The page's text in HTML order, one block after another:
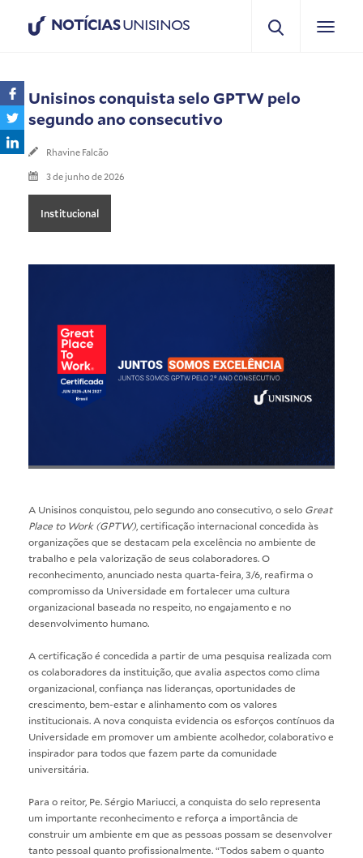
NOTÍCIASUNISINOS
Unisinos conquista selo GPTW pelo
segundo ano consecutivo
Rhavine Falcão
3 de junho de 2026
Institucional
A Unisinos conquistou, pelo segundo ano consecutivo, o selo Great
Place to Work (GPTW) , certificação internacional concedida às
organizações que se destacam pela excelência no ambiente de
trabalho e pela valorização de seus colaboradores. O
reconhecimento, anunciado nesta quarta-feira, 3/6, reafirma o
compromisso da Universidade em fortalecer uma cultura
organizacional baseada no respeito, no engajamento e no
desenvolvimento humano.
A certificação é concedida a partir de uma pesquisa realizada com
os colaboradores da instituição, que avalia aspectos como clima
organizacional, confiança nas lideranças, oportunidades de
crescimento, bem-estar e alinhamento com os valores
institucionais. A nova conquista evidencia os esforços contínuos da
Universidade em promover um ambiente acolhedor, colaborativo e
inspirador para todos que fazem parte da comunidade
universitária.
Para o reitor, Pe. Sérgio Mariucci, a conquista do selo representa
um importante reconhecimento e reforça a importância de
construir um ambiente em que as pessoas possam se desenvolver
tanto pessoal quanto profissionalmente. “Todos sabem o quanto